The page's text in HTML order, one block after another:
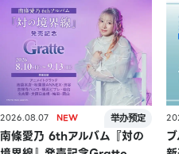
2026.08.07
南條愛乃 6thアルバム『対の